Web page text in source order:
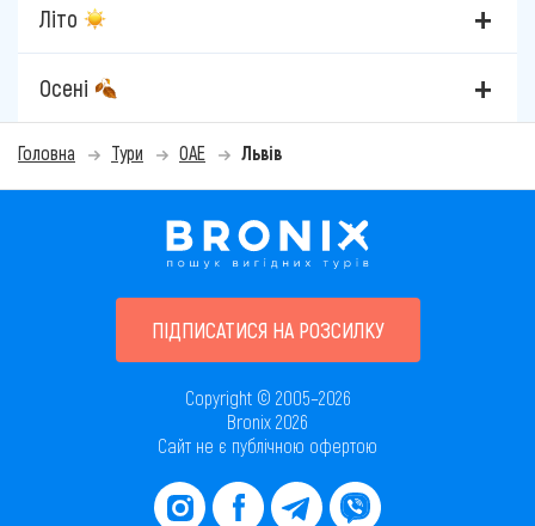
Літо
Осені
Головна Тури ОАЕ Львів
ПІДПИСАТИСЯ НА РОЗСИЛКУ
Copyright © 2005–2026
Bronix 2026
Сайт не є публічною офертою